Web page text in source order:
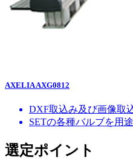
AXELIA AXG0812
DXF取込み及び画像取
SETの各種バルブを用
選定ポイント